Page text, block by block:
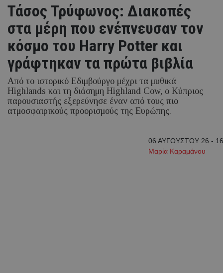
Τάσος Τρύφωνος: Διακοπές
στα μέρη που ενέπνευσαν τον
κόσμο του Harry Potter και
γράφτηκαν τα πρώτα βιβλία
Από το ιστορικό Εδιμβούργο μέχρι τα μυθικά
Highlands και τη διάσημη Highland Cow, ο Κύπριος
παρουσιαστής εξερεύνησε έναν από τους πιο
ατμοσφαιρικούς προορισμούς της Ευρώπης.
06 ΑΥΓΟΥΣΤΟΥ 26 -
Μαρία Καραμάνου